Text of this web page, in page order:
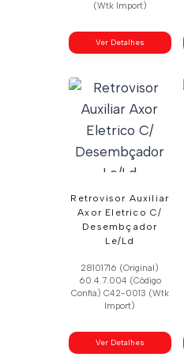
(Wtk Import)
Ver Detalhes
Retrovisor Auxiliar
Axor Eletrico C/
Desembçador
Le/Ld
28101716 (Original)
60.4.7.004 (Código
Confia) C42-0013 (Wtk
Import)
Ver Detalhes